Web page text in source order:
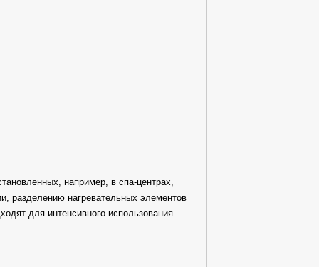
например, в спа-центрах,
разделению нагревательных элементов
для интенсивного использования.